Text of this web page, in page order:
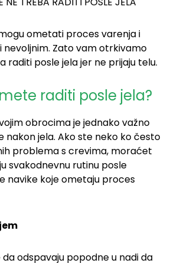
ometati proces varenja i
nevoljnim. Zato vam otrkivamo
raditi posle jela jer ne prijaju telu.
raditi posle jela?
obrocima je jednako važno
nakon jela. Ako ste neko ko često
problema s crevima, moraćet
svakodnevnu rutinu posle
navike koje ometaju proces
da odspavaju popodne u nadi da